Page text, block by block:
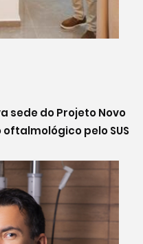
sede do Projeto Novo
pelo SUS